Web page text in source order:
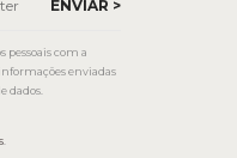
pessoais com a
enviadas
dados.
.